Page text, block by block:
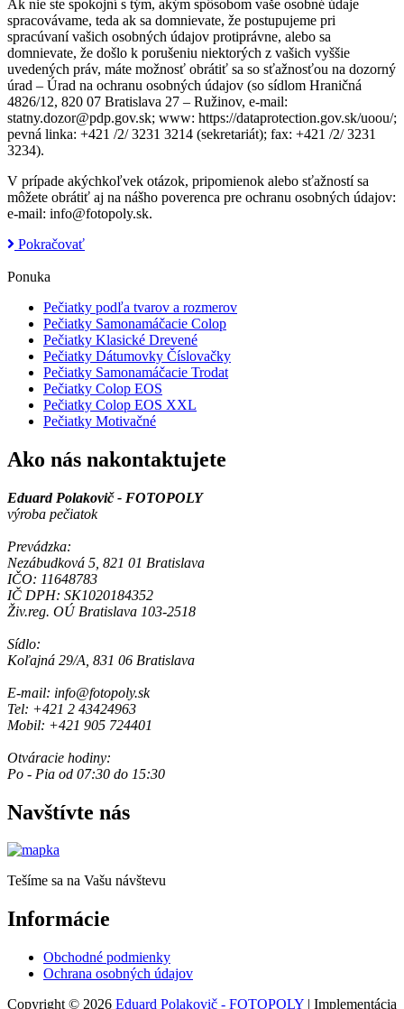
Ak nie ste spokojní s tým, akým spôsobom vaše osobné údaje
spracovávame, teda ak sa domnievate, že postupujeme pri
spracúvaní vašich osobných údajov protiprávne, alebo sa
domnievate, že došlo k porušeniu niektorých z vašich vyššie
uvedených práv, máte možnosť obrátiť sa so sťažnosťou na dozorný
úrad – Úrad na ochranu osobných údajov (so sídlom Hraničná
4826/12, 820 07 Bratislava 27 – Ružinov, e-mail:
statny.dozor@pdp.gov.sk; www: https://dataprotection.gov.sk/uoou/;
pevná linka: +421 /2/ 3231 3214 (sekretariát); fax: +421 /2/ 3231
3234).
V prípade akýchkoľvek otázok, pripomienok alebo sťažností sa
môžete obrátiť aj na nášho poverenca pre ochranu osobných údajov:
e-mail: info@fotopoly.sk.
Pokračovať
Ponuka
Pečiatky podľa tvarov a rozmerov
Pečiatky Samonamáčacie Colop
Pečiatky Klasické Drevené
Pečiatky Dátumovky Číslovačky
Pečiatky Samonamáčacie Trodat
Pečiatky Colop EOS
Pečiatky Colop EOS XXL
Pečiatky Motivačné
Ako nás nakontaktujete
Eduard Polakovič - FOTOPOLY
výroba pečiatok
Prevádzka:
Nezábudková 5, 821 01 Bratislava
IČO: 11648783
IČ DPH: SK1020184352
Živ.reg. OÚ Bratislava 103-2518
Sídlo:
Koľajná 29/A, 831 06 Bratislava
E-mail: info@fotopoly.sk
Tel: +421 2 43424963
Mobil: +421 905 724401
Otváracie hodiny:
Po - Pia od 07:30 do 15:30
Navštívte nás
Tešíme sa na Vašu návštevu
Informácie
Obchodné podmienky
Ochrana osobných údajov
Copyright © 2026 Eduard Polakovič - FOTOPOLY | Implementácia